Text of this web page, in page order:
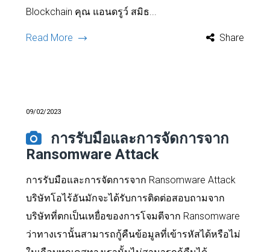
Blockchain คุณ แอนดรูว์ สมิธ...
Read More Share
09/02/2023
การรับมือและการจัดการจาก
Ransomware Attack
การรับมือและการจัดการจาก Ransomware Attack
บริษัทโอไร้อันมักจะได้รับการติดต่อสอบถามจาก
บริษัทที่ตกเป็นเหยื่อของการโจมตีจาก Ransomware
ว่าทางเรานั้นสามารถกู้คืนข้อมูลที่เข้ารหัสได้หรือไม่